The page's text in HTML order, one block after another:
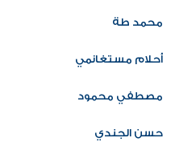
محمد طة
أحلام مستغانمي
مصطفي محمود
حسن الجندي